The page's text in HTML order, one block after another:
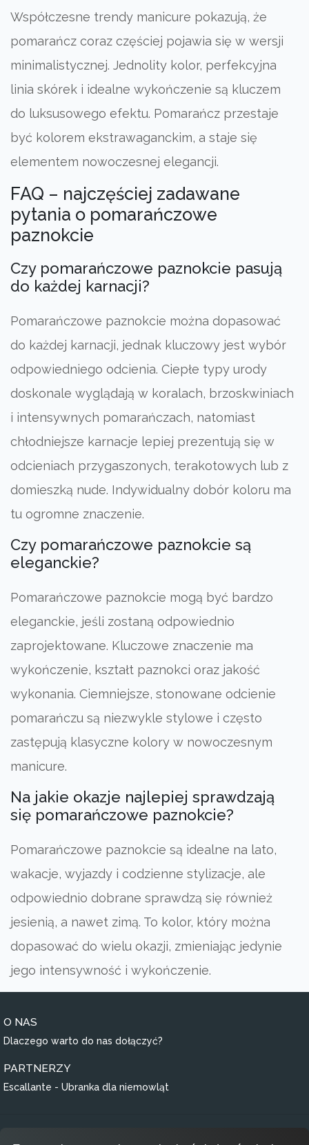
Współczesne trendy manicure pokazują, że
pomarańcz coraz częściej pojawia się w wersji
minimalistycznej. Jednolity kolor, perfekcyjna
linia skórek i idealne wykończenie są kluczem
do luksusowego efektu. Pomarańcz przestaje
być kolorem ekstrawaganckim, a staje się
elementem nowoczesnej elegancji.
FAQ – najczęściej zadawane
pytania o pomarańczowe
paznokcie
Czy pomarańczowe paznokcie pasują
do każdej karnacji?
Pomarańczowe paznokcie można dopasować
do każdej karnacji, jednak kluczowy jest wybór
odpowiedniego odcienia. Ciepłe typy urody
doskonale wyglądają w koralach, brzoskwiniach
i intensywnych pomarańczach, natomiast
chłodniejsze karnacje lepiej prezentują się w
odcieniach przygaszonych, terakotowych lub z
domieszką nude. Indywidualny dobór koloru ma
tu ogromne znaczenie.
Czy pomarańczowe paznokcie są
eleganckie?
Pomarańczowe paznokcie mogą być bardzo
eleganckie, jeśli zostaną odpowiednio
zaprojektowane. Kluczowe znaczenie ma
wykończenie, kształt paznokci oraz jakość
wykonania. Ciemniejsze, stonowane odcienie
pomarańczu są niezwykle stylowe i często
zastępują klasyczne kolory w nowoczesnym
manicure.
Na jakie okazje najlepiej sprawdzają
się pomarańczowe paznokcie?
Pomarańczowe paznokcie są idealne na lato,
wakacje, wyjazdy i codzienne stylizacje, ale
odpowiednio dobrane sprawdzą się również
jesienią, a nawet zimą. To kolor, który można
dopasować do wielu okazji, zmieniając jedynie
jego intensywność i wykończenie.
O NAS
Dlaczego warto do nas dołączyć?
PARTNERZY
Escallante - Ubranka dla niemowląt